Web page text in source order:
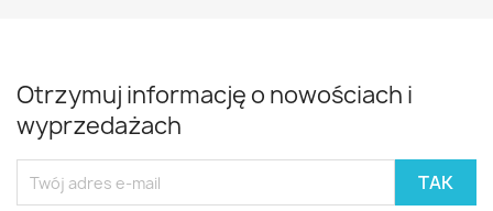
Otrzymuj informację o nowościach i
wyprzedażach